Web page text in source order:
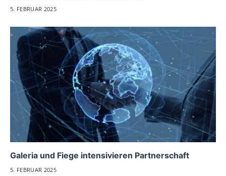
5. FEBRUAR 2025
Galeria und Fiege intensivieren Partnerschaft
5. FEBRUAR 2025